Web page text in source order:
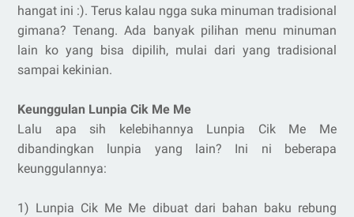
hangat ini :). Terus kalau ngga suka minuman tradisional
gimana? Tenang. Ada banyak pilihan menu minuman
lain ko yang bisa dipilih, mulai dari yang tradisional
sampai kekinian.
Keunggulan Lunpia Cik Me Me
Lalu apa sih kelebihannya Lunpia Cik Me Me
dibandingkan lunpia yang lain? Ini ni beberapa
keunggulannya:
1) Lunpia Cik Me Me dibuat dari bahan baku rebung